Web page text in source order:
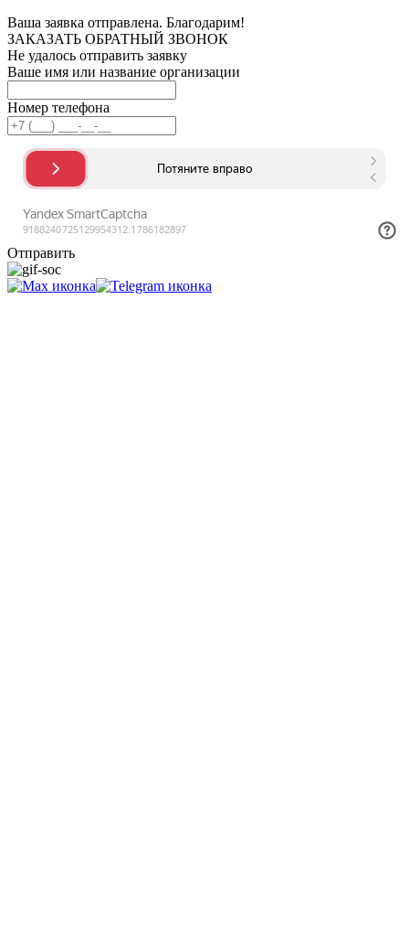
Ваша заявка отправлена. Благодарим!
ЗАКАЗАТЬ ОБРАТНЫЙ ЗВОНОК
Не удалось отправить заявку
Ваше имя или название организации
Номер телефона
Отправить